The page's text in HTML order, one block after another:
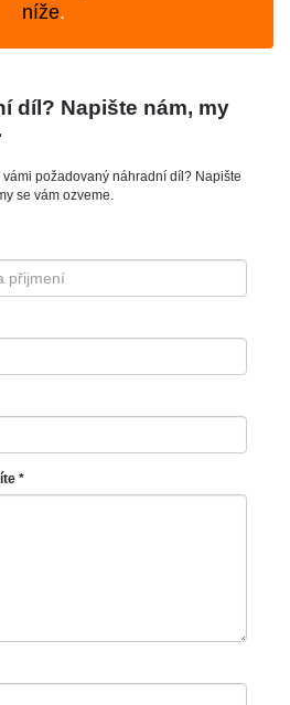
níže.
díl? Napište nám, my
požadovaný náhradní díl? Napište
se vám ozveme.
*